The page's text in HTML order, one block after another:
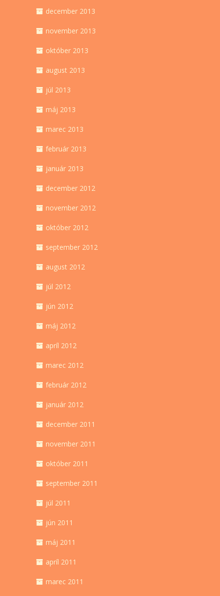
december 2013
november 2013
október 2013
august 2013
júl 2013
máj 2013
marec 2013
február 2013
január 2013
december 2012
november 2012
október 2012
september 2012
august 2012
júl 2012
jún 2012
máj 2012
apríl 2012
marec 2012
február 2012
január 2012
december 2011
november 2011
október 2011
september 2011
júl 2011
jún 2011
máj 2011
apríl 2011
marec 2011